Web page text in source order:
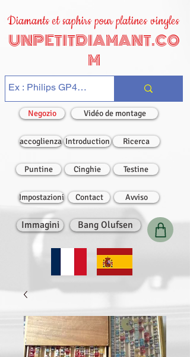
Diamants et saphirs pour platines vinyles
UNPETITDIAMANT.CO
M
Negozio Vidéo de montage
accoglienza Introduction Ricerca
Puntine Cinghie Testine
Impostazioni Contact Avviso
Immagini Bang Olufsen